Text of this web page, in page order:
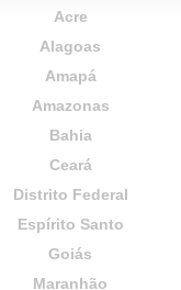
Acre
Alagoas
Amapá
Amazonas
Bahia
Ceará
Distrito Federal
Espírito Santo
Goiás
Maranhão